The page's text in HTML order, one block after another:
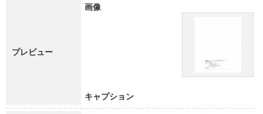
プレビュー
画像
キャプション